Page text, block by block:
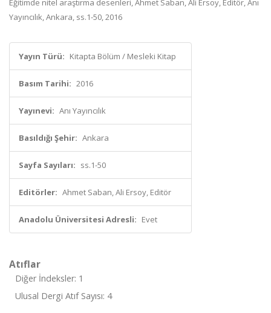
Eğitimde nitel araştırma desenleri, Ahmet Saban, Ali Ersoy, Editör, Anı
Yayıncılık, Ankara, ss.1-50, 2016
Yayın Türü: Kitapta Bölüm / Mesleki Kitap
Basım Tarihi: 2016
Yayınevi: Anı Yayıncılık
Basıldığı Şehir: Ankara
Sayfa Sayıları: ss.1-50
Editörler: Ahmet Saban, Ali Ersoy, Editör
Anadolu Üniversitesi Adresli: Evet
Atıflar
Diğer İndeksler: 1
Ulusal Dergi Atıf Sayısı: 4